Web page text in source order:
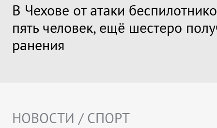
В Чехове от атаки
пять человек, ещё шестеро
ранения
НОВОСТИ / СПОРТ